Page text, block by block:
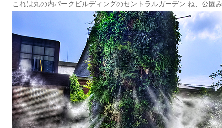
これは丸の内パークビルディングのセントラルガーデン ね、公園